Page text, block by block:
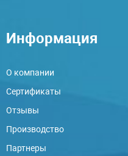
Информация
О компании
Сертификаты
Отзывы
Производство
Партнеры